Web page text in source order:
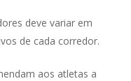
deve variar em
de cada corredor.
aos atletas a